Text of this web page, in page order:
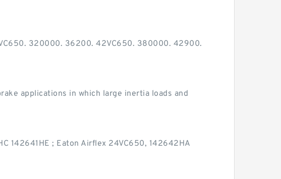
320000. 36200. 42VC650. 380000. 42900.
applications in which large inertia loads and
142641HE ; Eaton Airflex 24VC650, 142642HA